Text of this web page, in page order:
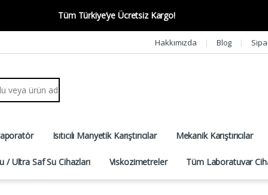
Tüm Türkiye’ye Ücretsiz Kargo!
Hakkımızda Blog
Isıtıcılı Manyetik Karıştırıcılar Mekanik Karıştırıcılar
/ Ultra Saf Su Cihazları Viskozimetreler Tüm Laboratuvar